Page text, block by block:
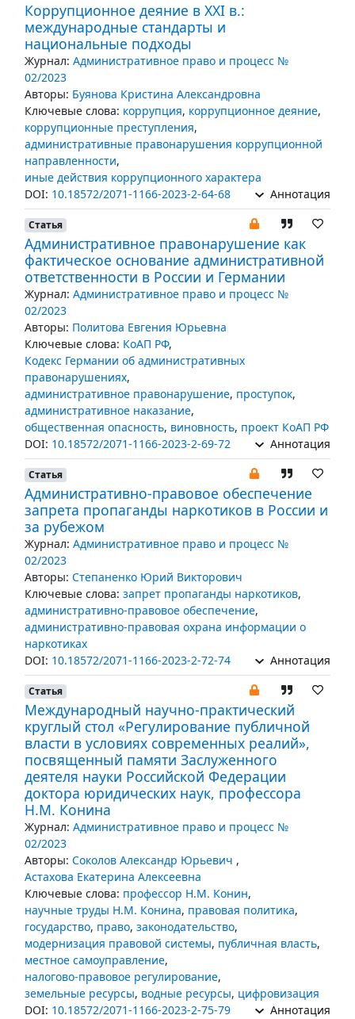
Коррупционное деяние в XXI в.:
международные стандарты и
национальные подходы
Журнал: Административное право и процесс №
02/2023
Авторы: Буянова Кристина Александровна
Ключевые слова: коррупция, коррупционное деяние,
коррупционные преступления,
административные правонарушения коррупционной
направленности,
иные действия коррупционного характера
DOI: 10.18572/2071-1166-2023-2-64-68 Аннотация
Статья
Административное правонарушение как
фактическое основание административной
ответственности в России и Германии
Журнал: Административное право и процесс №
02/2023
Авторы: Политова Евгения Юрьевна
Ключевые слова: КоАП РФ,
Кодекс Германии об административных
правонарушениях,
административное правонарушение, проступок,
административное наказание,
общественная опасность, виновность, проект КоАП РФ
DOI: 10.18572/2071-1166-2023-2-69-72 Аннотация
Статья
Административно-правовое обеспечение
запрета пропаганды наркотиков в России и
за рубежом
Журнал: Административное право и процесс №
02/2023
Авторы: Степаненко Юрий Викторович
Ключевые слова: запрет пропаганды наркотиков,
административно-правовое обеспечение,
административно-правовая охрана информации о
наркотиках
DOI: 10.18572/2071-1166-2023-2-72-74 Аннотация
Статья
Международный научно-практический
круглый стол «Регулирование публичной
власти в условиях современных реалий»,
посвященный памяти Заслуженного
деятеля науки Российской Федерации
доктора юридических наук, профессора
Н.М. Конина
Журнал: Административное право и процесс №
02/2023
Авторы: Соколов Александр Юрьевич ,
Астахова Екатерина Алексеевна
Ключевые слова: профессор Н.М. Конин,
научные труды Н.М. Конина, правовая политика,
государство, право, законодательство,
модернизация правовой системы, публичная власть,
местное самоуправление,
налогово-правовое регулирование,
земельные ресурсы, водные ресурсы, цифровизация
DOI: 10.18572/2071-1166-2023-2-75-79 Аннотация